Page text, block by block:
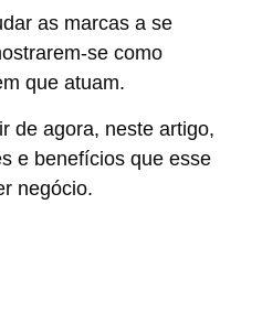
as marcas a se
se como
que atuam.
de agora, neste artigo,
e benefícios que esse
negócio.